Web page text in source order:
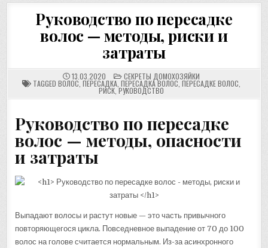
Руководство по пересадке
волос — методы, риски и
затраты
13.03.2020 POSTED
IN
СЕКРЕТЫ ДОМОХОЗЯЙКИ
TAGGED ВОЛОС ПЕРЕСАДКА, ПЕРЕСАДКА ВОЛОС ПЕРЕСАДКЕ ВОЛОС
РИСК,РУКОВОДСТВО
Руководство по пересадке
волос — методы, опасности
и затраты
Выпадают волосы и растут новые — это часть привычного
повторяющегося цикла. Повседневное выпадение от 70 до 100
волос на голове считается нормальным. Из-за асинхронного